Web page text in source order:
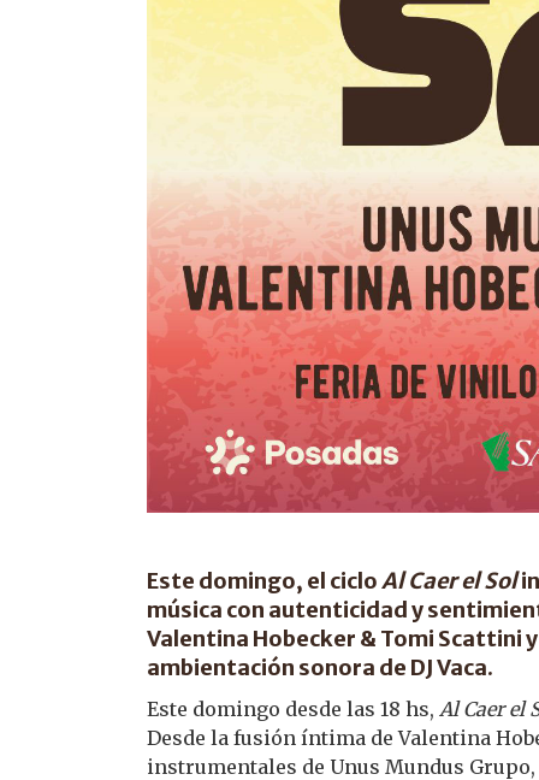
Este domingo, el cicloAl Caer el Sol
música con autenticidad y
Valentina Hobecker & Tomi Scattini
ambientación sonora de DJ Vaca.
Este domingo desde las 18 hs, Al Caer el
Desde la fusión íntima de Valentina
instrumentales de Unus Mundus